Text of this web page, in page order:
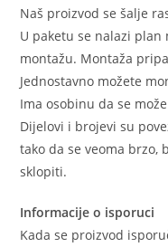
Naš proizvod se šalje
U paketu se nalazi
montažu. Montaža
Jednostavno možete
Ima osobinu da se
Dijelovi i brojevi su
tako da se veoma brzo,
sklopiti.
Informacije o isporuci
Kada se proizvod